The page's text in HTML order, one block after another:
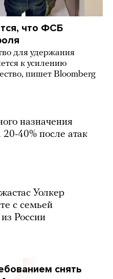
что ФСБ
для удержания
к усилению
пишет Bloomberg
назначения
40% после атак
Уолкер
с семьей
России
снять